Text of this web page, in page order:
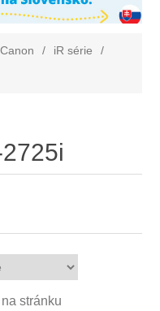
Canon / iR série
/
na stránku